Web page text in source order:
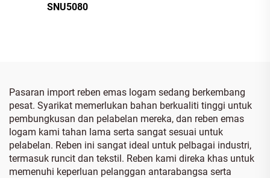
SNU5080
Pasaran import reben emas logam sedang berkembang
pesat. Syarikat memerlukan bahan berkualiti tinggi untuk
pembungkusan dan pelabelan mereka, dan reben emas
logam kami tahan lama serta sangat sesuai untuk
pelabelan. Reben ini sangat ideal untuk pelbagai industri,
termasuk runcit dan tekstil. Reben kami direka khas untuk
memenuhi keperluan pelanggan antarabangsa serta